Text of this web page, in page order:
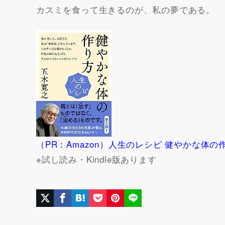
カスミを食って生きるのが、私の夢である。
（PR：Amazon）人生のレシピ 健やかな体の
※試し読み・Kindle版あります